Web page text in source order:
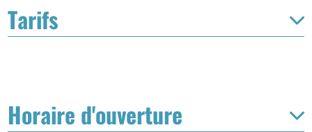
Tarifs
Horaire d'ouverture